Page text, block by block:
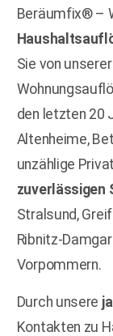
Beräumfix® –
Sie von
den letzten 20
Altenheime,
unzählige
zuverlässigen
Stralsund,
Ribnitz-
Vorpommern.
Durch unsere
Kontakten zu